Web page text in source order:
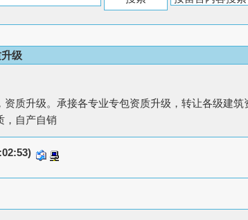
级
质升级。承接各专业专包资质升级，转让各级建筑
，自产自销